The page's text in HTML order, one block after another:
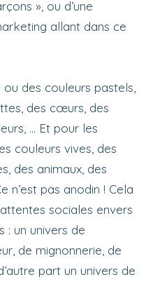
», ou d’une
allant dans ce
des couleurs pastels,
des cœurs, des
… Et pour les
couleurs vives, des
des animaux, des
n’est pas anodin ! Cela
sociales envers
: un univers de
de mignonnerie, de
part un univers de